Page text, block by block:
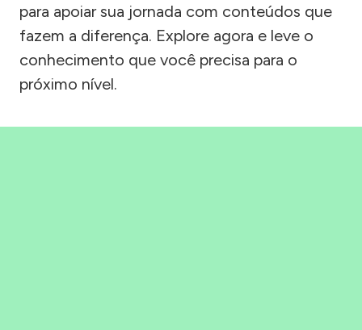
para apoiar sua jornada com conteúdos que
fazem a diferença. Explore agora e leve o
conhecimento que você precisa para o
próximo nível.